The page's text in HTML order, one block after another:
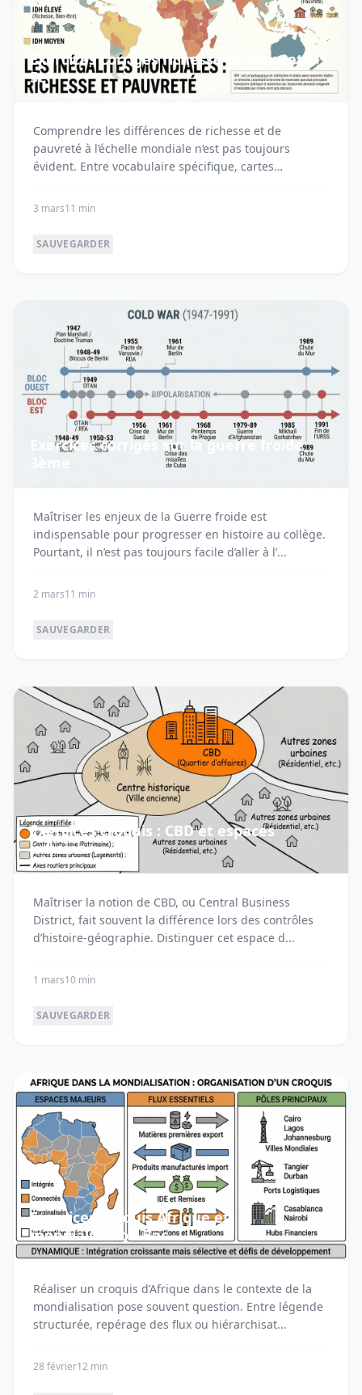
Exercices corrigés richesse et pauvreté
5e
Comprendre les différences de richesse et de
pauvreté à l’échelle mondiale n’est pas toujours
évident. Entre vocabulaire spécifique, cartes
3 mars11 min
SAUVEGARDER
Exercices corrigés sur la guerre froide
Maîtriser les enjeux de la Guerre froide est
indispensable pour progresser en histoire au collège.
Pourtant, il n’est pas toujours facile d’aller à l’...
2 mars11 min
SAUVEGARDER
Exercices croquis : CBD et espaces
urbains
Maîtriser la notion de CBD, ou Central Business
District, fait souvent la différence lors des contrôles
d’histoire-géographie. Distinguer cet espace d...
1 mars10 min
SAUVEGARDER
Exercices croquis Afrique et
mondialisation Bac
Réaliser un croquis d’Afrique dans le contexte de la
mondialisation pose souvent question. Entre légende
structurée, repérage des flux ou hiérarchisat...
28 février12 min